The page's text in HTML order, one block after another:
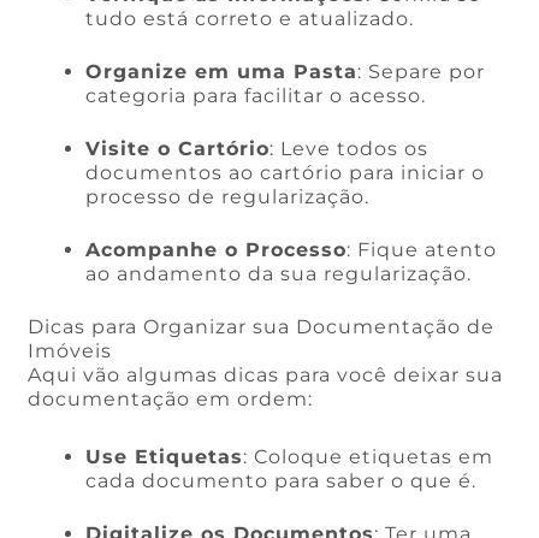
tudo está correto e atualizado.
Organize em uma Pasta: Separe por
categoria para facilitar o acesso.
Visite o Cartório: Leve todos os
documentos ao cartório para iniciar o
processo de regularização.
Acompanhe o Processo: Fique atento
ao andamento da sua regularização.
Dicas para Organizar sua Documentação de
Imóveis
Aqui vão algumas dicas para você deixar sua
documentação em ordem:
Use Etiquetas: Coloque etiquetas em
cada documento para saber o que é.